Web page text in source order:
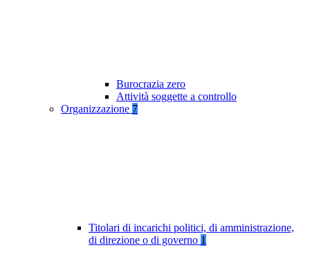
Burocrazia zero
Attività soggette a controllo
Organizzazione 7
Titolari di incarichi politici, di amministrazione,
di direzione o di governo 1